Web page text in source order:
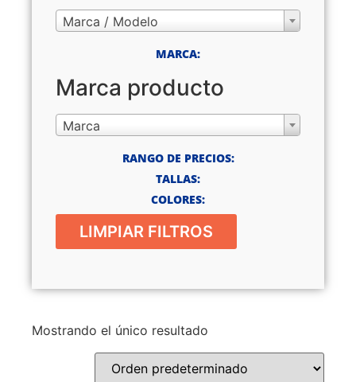
Marca / Modelo
MARCA:
Marca producto
Marca
RANGO DE PRECIOS:
TALLAS:
COLORES:
LIMPIAR FILTROS
Mostrando el único resultado